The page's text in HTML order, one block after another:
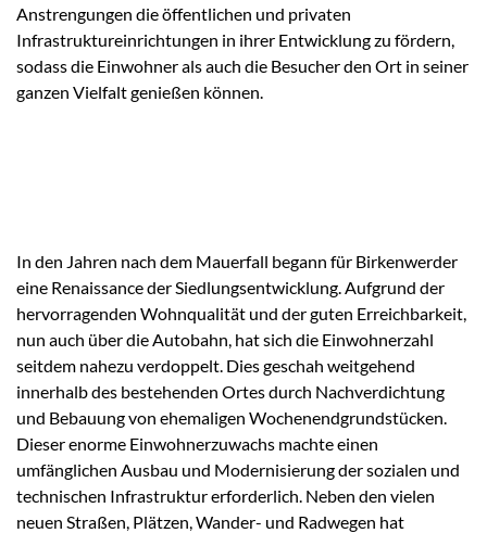
Anstrengungen die öffentlichen und privaten
Infrastruktureinrichtungen in ihrer Entwicklung zu fördern,
sodass die Einwohner als auch die Besucher den Ort in seiner
ganzen Vielfalt genießen können.
In den Jahren nach dem Mauerfall begann für Birkenwerder
eine Renaissance der Siedlungsentwicklung. Aufgrund der
hervorragenden Wohnqualität und der guten Erreichbarkeit,
nun auch über die Autobahn, hat sich die Einwohnerzahl
seitdem nahezu verdoppelt. Dies geschah weitgehend
innerhalb des bestehenden Ortes durch Nachverdichtung
und Bebauung von ehemaligen Wochenendgrundstücken.
Dieser enorme Einwohnerzuwachs machte einen
umfänglichen Ausbau und Modernisierung der sozialen und
technischen Infrastruktur erforderlich. Neben den vielen
neuen Straßen, Plätzen, Wander- und Radwegen hat